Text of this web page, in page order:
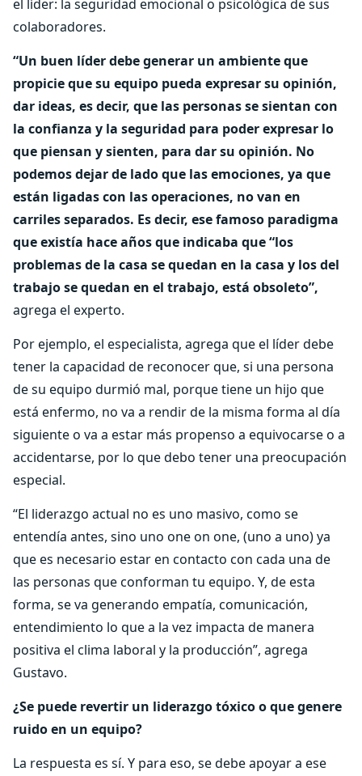
el líder: la seguridad emocional o psicológica de sus
colaboradores.
“Un buen líder debe generar un ambiente que
propicie que su equipo pueda expresar su opinión,
dar ideas, es decir, que las personas se sientan con
la confianza y la seguridad para poder expresar lo
que piensan y sienten, para dar su opinión. No
podemos dejar de lado que las emociones, ya que
están ligadas con las operaciones, no van en
carriles separados. Es decir, ese famoso paradigma
que existía hace años que indicaba que “los
problemas de la casa se quedan en la casa y los del
trabajo se quedan en el trabajo, está obsoleto”,
agrega el experto.
Por ejemplo, el especialista, agrega que el líder debe
tener la capacidad de reconocer que, si una persona
de su equipo durmió mal, porque tiene un hijo que
está enfermo, no va a rendir de la misma forma al día
siguiente o va a estar más propenso a equivocarse o a
accidentarse, por lo que debo tener una preocupación
especial.
“El liderazgo actual no es uno masivo, como se
entendía antes, sino uno one on one, (uno a uno) ya
que es necesario estar en contacto con cada una de
las personas que conforman tu equipo. Y, de esta
forma, se va generando empatía, comunicación,
entendimiento lo que a la vez impacta de manera
positiva el clima laboral y la producción”, agrega
Gustavo.
¿Se puede revertir un liderazgo tóxico o que genere
ruido en un equipo?
La respuesta es sí. Y para eso, se debe apoyar a ese